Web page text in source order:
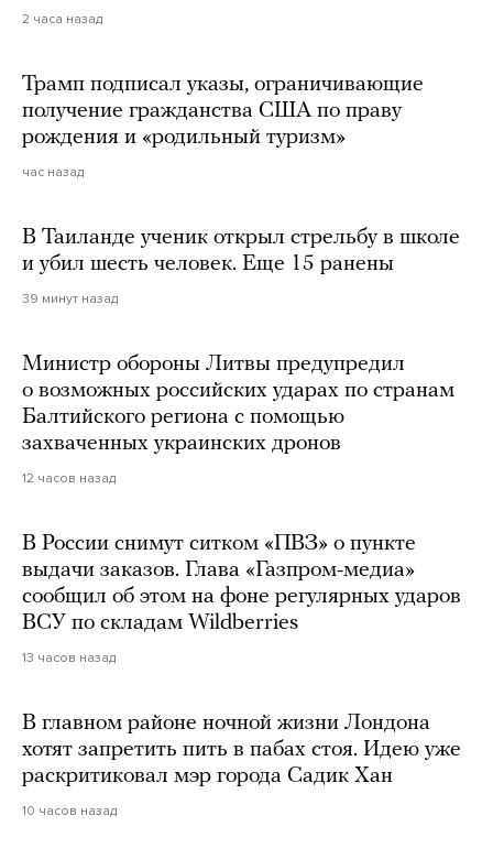
2 часа назад
Трамп подписал указы, ограничивающие
получение гражданства США по праву
рождения и «родильный туризм»
час назад
В Таиланде ученик открыл стрельбу в школе
и убил шесть человек. Еще 15 ранены
39 минут назад
Министр обороны Литвы предупредил
о возможных российских ударах по странам
Балтийского региона с помощью
захваченных украинских дронов
12 часов назад
В России снимут ситком «ПВЗ» о пункте
выдачи заказов. Глава «Газпром-медиа»
сообщил об этом на фоне регулярных ударов
ВСУ по складам Wildberries
13 часов назад
В главном районе ночной жизни Лондона
хотят запретить пить в пабах стоя. Идею уже
раскритиковал мэр города Садик Хан
10 часов назад